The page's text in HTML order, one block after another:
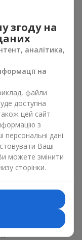
і жінкам, і
в гармонійний
може являти
еко-набір
як
доречно і
кошика
із фруктів
не менше,
дотримуємося
формуванні
смаку, і звісно
згоду на
аналітика,
на
файли
доступна
цей сайт
з
дані.
Ваші
можете змінити
сторінки.